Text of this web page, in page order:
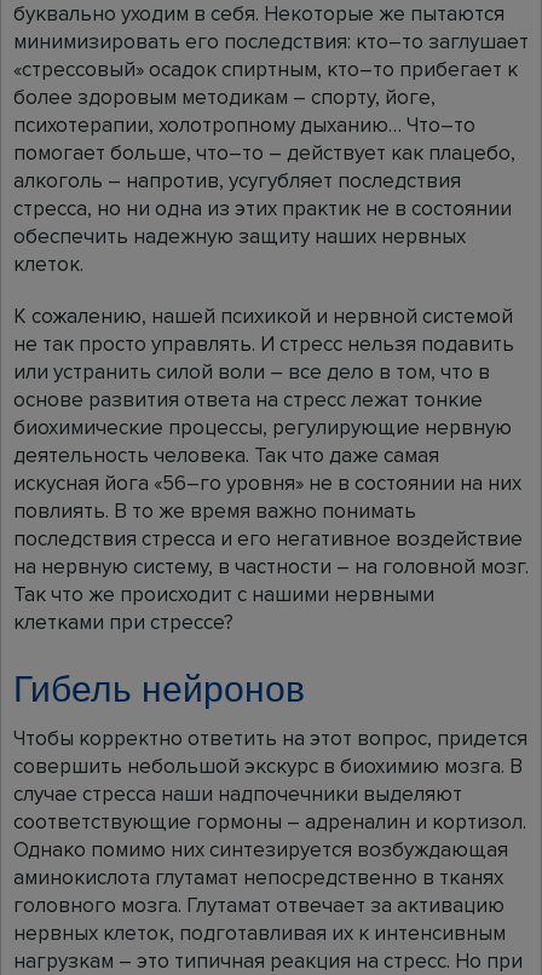
буквально уходим в себя. Некоторые же пытаются
минимизировать его последствия: кто–то заглушает
«стрессовый» осадок спиртным, кто–то прибегает к
более здоровым методикам – спорту, йоге,
психотерапии, холотропному дыханию… Что–то
помогает больше, что–то – действует как плацебо,
алкоголь – напротив, усугубляет последствия
стресса, но ни одна из этих практик не в состоянии
обеспечить надежную защиту наших нервных
клеток.
К сожалению, нашей психикой и нервной системой
не так просто управлять. И стресс нельзя подавить
или устранить силой воли – все дело в том, что в
основе развития ответа на стресс лежат тонкие
биохимические процессы, регулирующие нервную
деятельность человека. Так что даже самая
искусная йога «56–го уровня» не в состоянии на них
повлиять. В то же время важно понимать
последствия стресса и его негативное воздействие
на нервную систему, в частности – на головной мозг.
Так что же происходит с нашими нервными
клетками при стрессе?
Гибель нейронов
Чтобы корректно ответить на этот вопрос, придется
совершить небольшой экскурс в биохимию мозга. В
случае стресса наши надпочечники выделяют
соответствующие гормоны – адреналин и кортизол.
Однако помимо них синтезируется возбуждающая
аминокислота глутамат непосредственно в тканях
головного мозга. Глутамат отвечает за активацию
нервных клеток, подготавливая их к интенсивным
нагрузкам – это типичная реакция на стресс. Но при